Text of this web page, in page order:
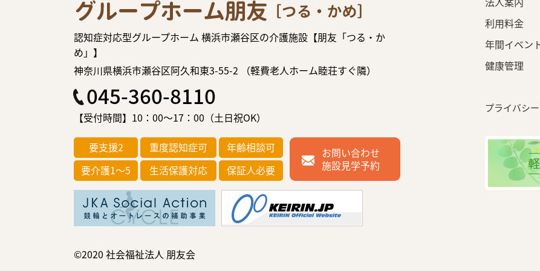
認知症対応型グループホーム 横浜市瀬谷区の介護施設【朋友「つる・か
め」】
神奈川県横浜市瀬谷区阿久和東3-55-2 （軽費老人ホーム睦荘すぐ隣）
045-360-8110
【受付時間】10：00～17：00（土日祝OK）
要支援2 重度認知症可
年齢相談可
要介護1～5
生活保護対応 保証人必要
お問い合わせ
施設見学予約
利用料金
年間イベン
健康管理
プライバシ
©2020 社会福祉法人 朋友会